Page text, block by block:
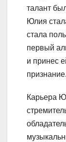
талант
Юлия
стала
первый
и принес
признание.
Карьера